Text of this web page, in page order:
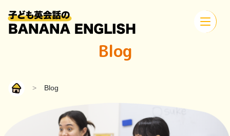
Blog
> Blog